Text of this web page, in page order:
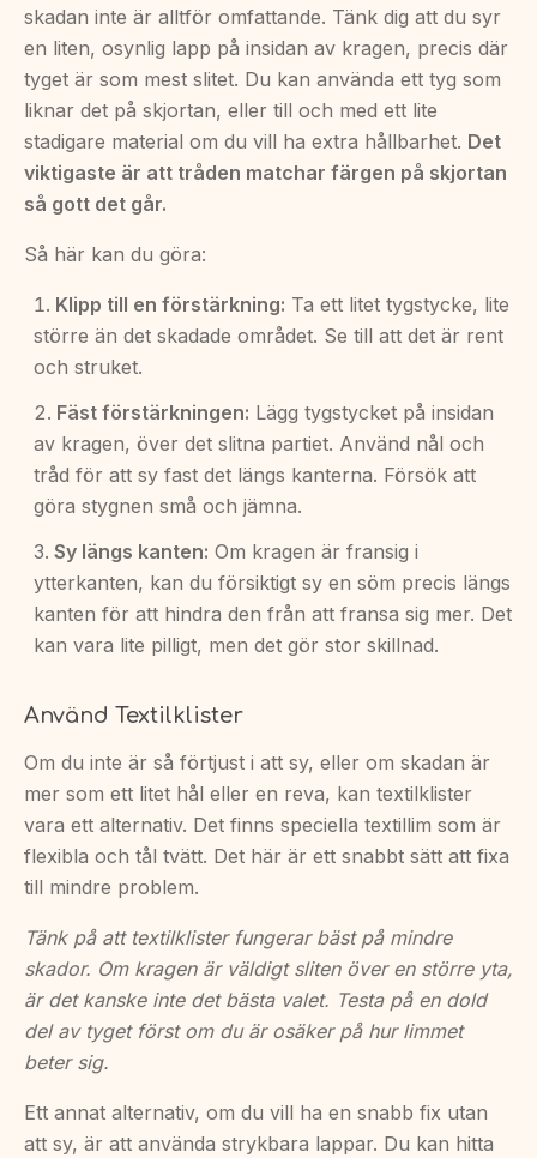
skadan inte är alltför omfattande. Tänk dig att du syr
en liten, osynlig lapp på insidan av kragen, precis där
tyget är som mest slitet. Du kan använda ett tyg som
liknar det på skjortan, eller till och med ett lite
stadigare material om du vill ha extra hållbarhet. Det
viktigaste är att tråden matchar färgen på skjortan
så gott det går.
Så här kan du göra:
Klipp till en förstärkning: Ta ett litet tygstycke, lite
större än det skadade området. Se till att det är rent
och struket.
Fäst förstärkningen: Lägg tygstycket på insidan
av kragen, över det slitna partiet. Använd nål och
tråd för att sy fast det längs kanterna. Försök att
göra stygnen små och jämna.
Sy längs kanten: Om kragen är fransig i
ytterkanten, kan du försiktigt sy en söm precis längs
kanten för att hindra den från att fransa sig mer. Det
kan vara lite pilligt, men det gör stor skillnad.
Använd Textilklister
Om du inte är så förtjust i att sy, eller om skadan är
mer som ett litet hål eller en reva, kan textilklister
vara ett alternativ. Det finns speciella textillim som är
flexibla och tål tvätt. Det här är ett snabbt sätt att fixa
till mindre problem.
Tänk på att textilklister fungerar bäst på mindre
skador. Om kragen är väldigt sliten över en större yta,
är det kanske inte det bästa valet. Testa på en dold
del av tyget först om du är osäker på hur limmet
beter sig.
Ett annat alternativ, om du vill ha en snabb fix utan
att sy, är att använda strykbara lappar. Du kan hitta